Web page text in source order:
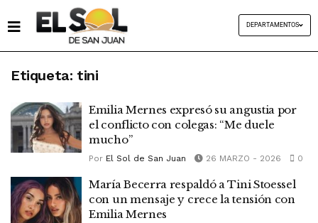
DEPARTAMENTOS
Etiqueta: tini
Emilia Mernes expresó su angustia por
el conflicto con colegas: “Me duele
mucho”
Por El Sol de San Juan 26 MARZO - 2026 0
María Becerra respaldó a Tini Stoessel
con un mensaje y crece la tensión con
Emilia Mernes